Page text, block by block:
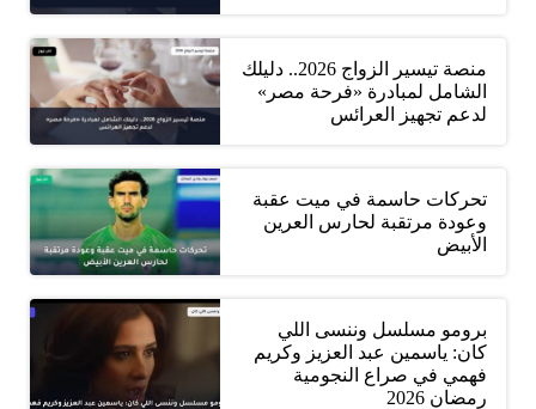
منصة تيسير الزواج 2026.. دليلك
الشامل لمبادرة «فرحة مصر»
لدعم تجهيز العرائس
تحركات حاسمة في ميت عقبة
وعودة مرتقبة لحارس العرين
الأبيض
برومو مسلسل وننسى اللي
كان: ياسمين عبد العزيز وكريم
فهمي في صراع النجومية
رمضان 2026